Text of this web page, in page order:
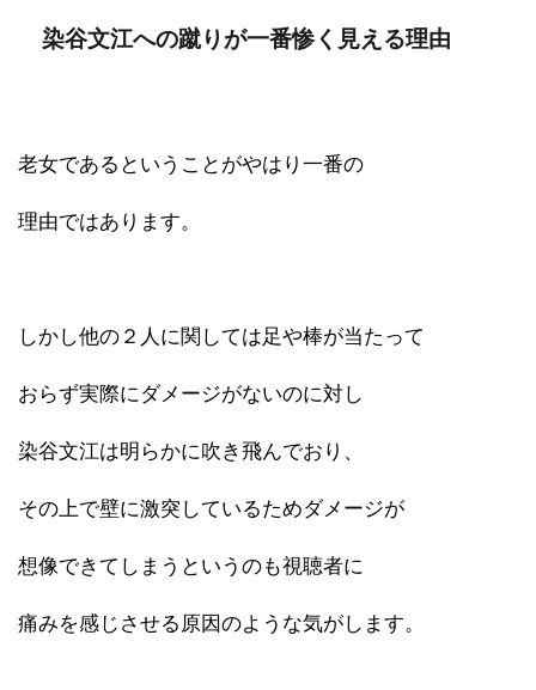
染谷文江への蹴りが一番惨く見える理由
老女であるということがやはり一番の
理由ではあります。
しかし他の２人に関しては足や棒が当たって
おらず実際にダメージがないのに対し
染谷文江は明らかに吹き飛んでおり、
その上で壁に激突しているためダメージが
想像できてしまうというのも視聴者に
痛みを感じさせる原因のような気がします。